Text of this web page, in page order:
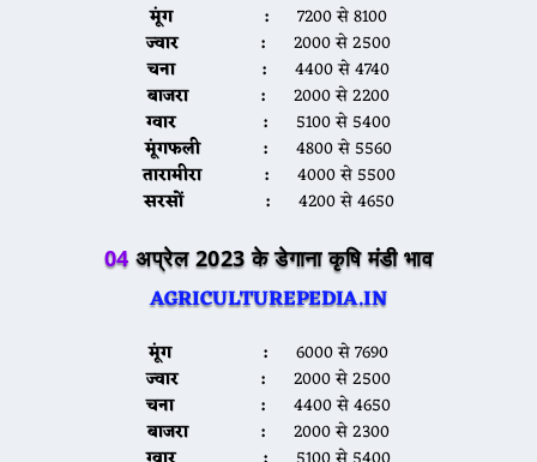
मूंग :
7200 से 8100
ज्वार :
2000 से 2500
चना :
4400 से 4740
बाजरा :
2000 से 2200
ग्वार :
5100 से 5400
मूंगफली :
4800 से 5560
तारामीरा :
4000 से 5500
सरसों :
4200 से 4650
04 अप्रेल 2023 के डेगाना कृषि मंडी भाव
AGRICULTUREPEDIA.IN
मूंग :
6000 से 7690
ज्वार :
2000 से 2500
चना :
4400 से 4650
बाजरा :
2000 से 2300